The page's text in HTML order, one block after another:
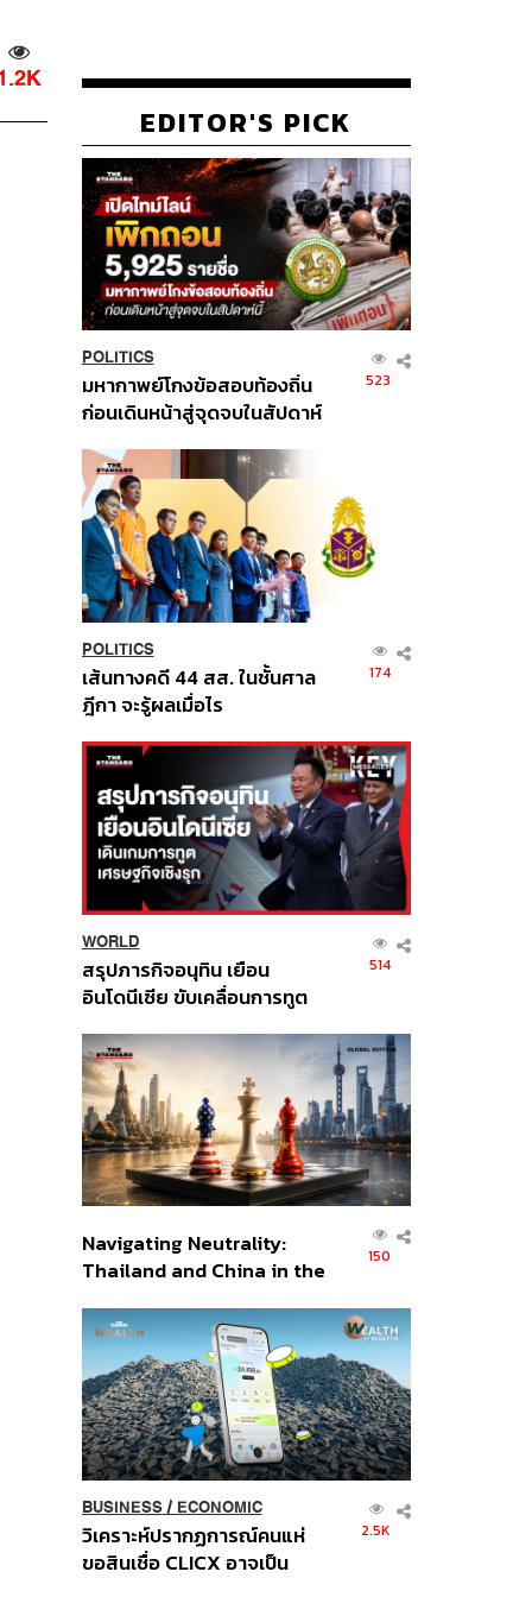
EDITOR'S PICK
POLITICS
มหากาพย์โกงข้อสอบท้องถิ่น
ก่อนเดินหน้าสู่จุดจบในสัปดาห์
523
POLITICS
เส้นทางคดี 44 สส. ในชั้นศาล
ฎีกา จะรู้ผลเมื่อไร
174
WORLD
สรุปภารกิจอนุทิน เยือน
อินโดนีเซีย ขับเคลื่อนการทูต
ส่วนยุทธศาสตร์ไทย –
อินโดนีเซีย
514
Navigating Neutrality:
Thailand and China in the
Order
150
BUSINESS/ ECONOMIC
วิเคราะห์ปรากฏการณ์คนแห่
ขอสินเชื่อ CLICX อาจเป็น
2.5K